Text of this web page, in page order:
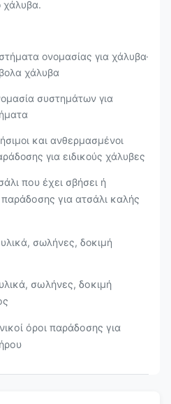
χάλυβα.
ονομασίας για χάλυβα·
χάλυβα
συστημάτων για
και ανθερμασμένοι
για ειδικούς χάλυβες
που έχει σβήσει ή
παράδοσης για ατσάλι καλής
σωλήνες, δοκιμή
σωλήνες, δοκιμή
όροι παράδοσης για